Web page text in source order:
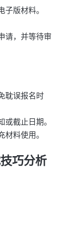
子版材料。
请，并等待审
耽误报名时
或截止日期。
材料使用。
巧分析